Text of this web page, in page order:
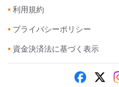
• 利用規約
• プライバシーポリシー
• 資金決済法に基づく表示